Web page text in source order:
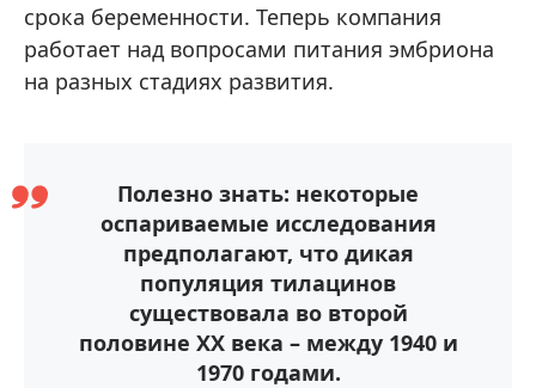
срока беременности. Теперь компания
работает над вопросами питания эмбриона
на разных стадиях развития.
Полезно знать: некоторые
оспариваемые исследования
предполагают, что дикая
популяция тилацинов
существовала во второй
половине XX века – между 1940 и
1970 годами.